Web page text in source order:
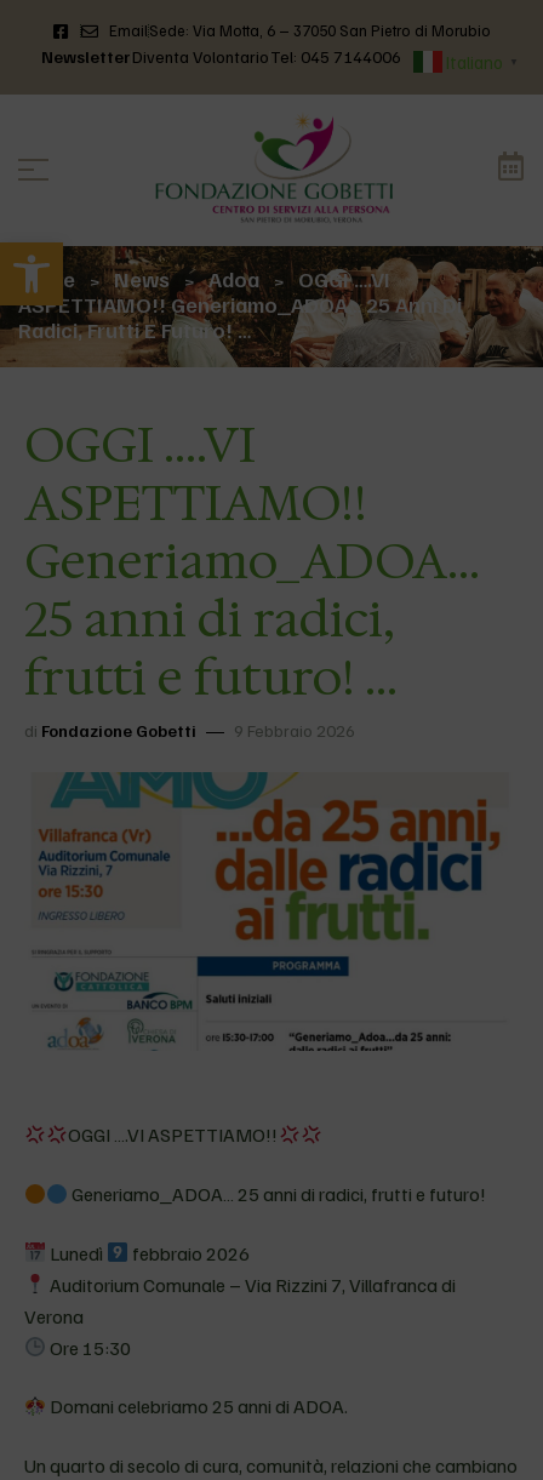
Apri la barra degli strumenti
EmailSede: Via Motta, 6 – 37050 San Pietro di Morubio
NewsletterDiventa VolontarioTel: 045 7144006 Italiano ▼
Home > News > Adoa >
OGGI ….VI
ASPETTIAMO!! Generiamo_ADOA… 25 Anni Di
Radici, Frutti E Futuro! …
OGGI ….VI
ASPETTIAMO!!
Generiamo_ADOA…
25 anni di radici,
frutti e futuro! …
di Fondazione Gobetti 9 Febbraio 2026
OGGI ….VI ASPETTIAMO!!
Generiamo_ADOA… 25 anni di radici, frutti e futuro!
Lunedì
febbraio 2026
Auditorium Comunale – Via Rizzini 7, Villafranca di
Verona
Ore 15:30
Domani celebriamo 25 anni di ADOA.
Un quarto di secolo di cura, comunità, relazioni che cambiano